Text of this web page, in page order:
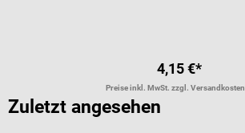
4,15 €*
Preise inkl. MwSt. zzgl. Versandkosten
Zuletzt angesehen